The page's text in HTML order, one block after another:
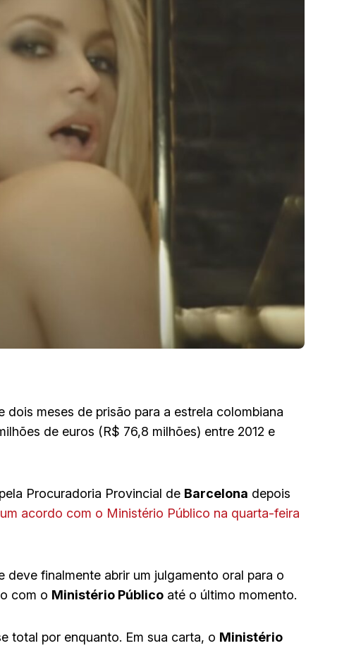
dois meses de prisão para a estrela colombiana
de euros (R$ 76,8 milhões) entre 2012 e
Procuradoria Provincial de Barcelona depois
acordo com o Ministério Público na quarta-feira
deve finalmente abrir um julgamento oral para o
com o Ministério Público até o último momento.
total por enquanto. Em sua carta, o Ministério